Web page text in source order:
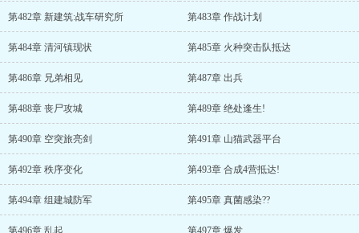
第482章 新建筑:战车研究所 第483章 作战计划
第484章 清河镇现状 第485章 火种突击队抵达
第486章 兄弟相见 第487章 出兵
第488章 丧尸攻城 第489章 绝处逢生!
第490章 空突旅亮剑 第491章 山猫武器平台
第492章 秩序变化 第493章 合成4营抵达!
第494章 组建城防军 第495章 真菌感染??
第496章 乱起 第497章 爆发